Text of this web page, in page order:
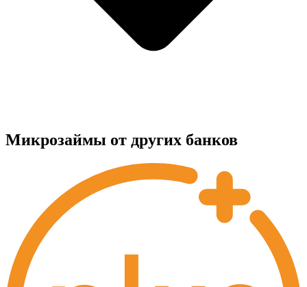
Микрозаймы от других банков